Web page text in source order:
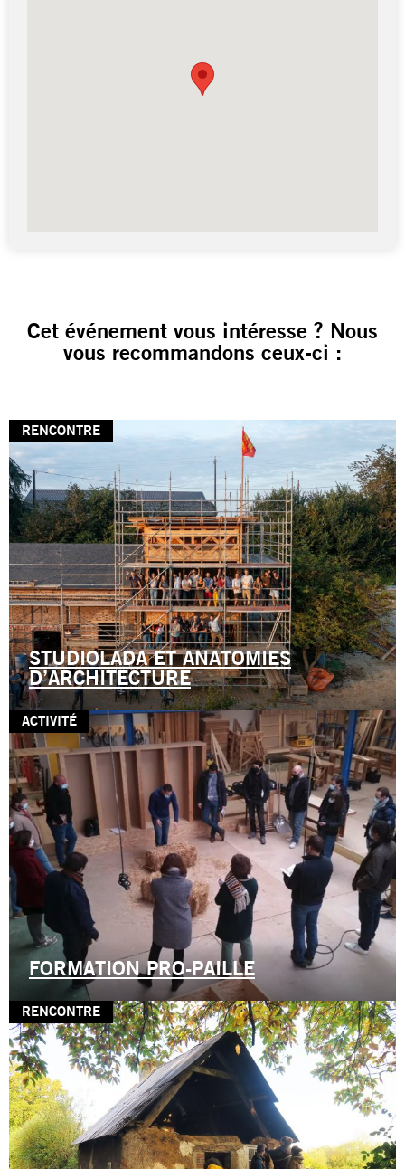
Cet événement vous intéresse ? Nous
vous recommandons ceux-ci :
RENCONTRE
STUDIOLADA ET ANATOMIES
D’ARCHITECTURE
ACTIVITÉ
FORMATION PRO-PAILLE
RENCONTRE